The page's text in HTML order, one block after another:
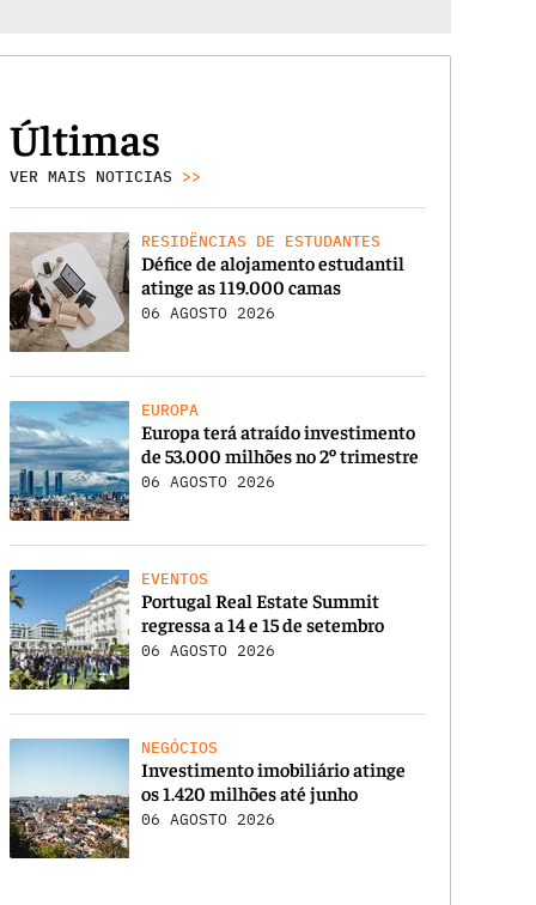
Últimas
VER MAIS NOTICIAS >>
RESIDÊNCIAS DE ESTUDANTES
Défice de alojamento estudantil
atinge as 119.000 camas
06 AGOSTO 2026
EUROPA
Europa terá atraído investimento
de 53.000 milhões no 2º trimestre
06 AGOSTO 2026
EVENTOS
Portugal Real Estate Summit
regressa a 14 e 15 de setembro
06 AGOSTO 2026
NEGÓCIOS
Investimento imobiliário atinge
os 1.420 milhões até junho
06 AGOSTO 2026